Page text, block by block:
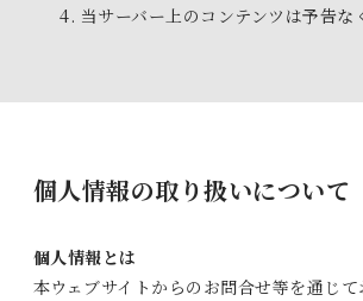
当サーバー上のコンテンツは予告
個人情報の取り扱いについて
個人情報とは
本ウェブサイトからのお問合せ等を通じ